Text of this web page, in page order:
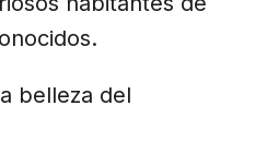
belleza del